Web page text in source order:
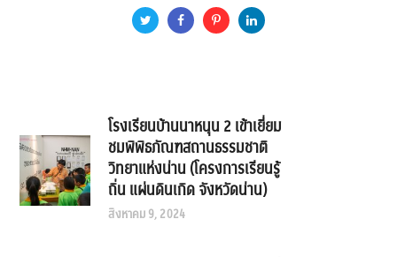
โรงเรียนบ้านนาหนุน 2 เข้าเยี่ยม
ชมพิพิธภัณฑสถานธรรมชาติ
วิทยาแห่งน่าน (โครงการเรียนรู้
ถิ่น แผ่นดินเกิด จังหวัดน่าน)
สิงหาคม 9, 2024